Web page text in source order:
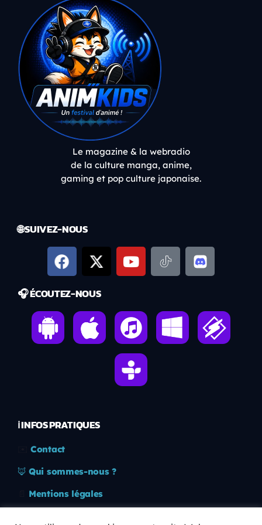
Le magazine & la webradio
de la culture manga, anime,
gaming et pop culture japonaise.
🌐 SUIVEZ-NOUS
🎧 ÉCOUTEZ-NOUS
ℹ️ INFOS PRATIQUES
Contact
🦊 Qui sommes-nous ?
Mentions légales